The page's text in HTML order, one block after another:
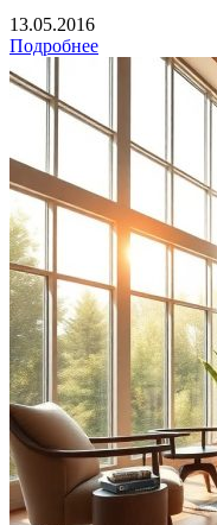
13.05.2016
Подробнее